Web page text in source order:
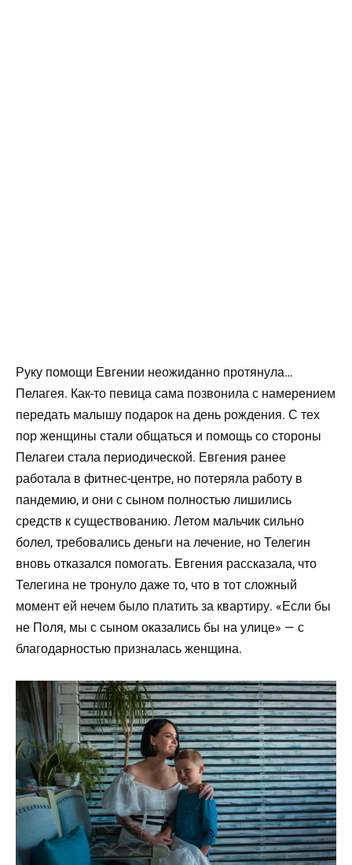
Руку помощи Евгении неожиданно протянула…
Пелагея. Как-то певица сама позвонила с намерением
передать малышу подарок на день рождения. С тех
пор женщины стали общаться и помощь со стороны
Пелагеи стала периодической. Евгения ранее
работала в фитнес-центре, но потеряла работу в
пандемию, и они с сыном полностью лишились
средств к существованию. Летом мальчик сильно
болел, требовались деньги на лечение, но Телегин
вновь отказался помогать. Евгения рассказала, что
Телегина не тронуло даже то, что в тот сложный
момент ей нечем было платить за квартиру. «Если бы
не Поля, мы с сыном оказались бы на улице» — с
благодарностью призналась женщина.